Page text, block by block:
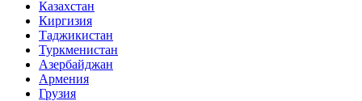
Казахстан
Киргизия
Таджикистан
Туркменистан
Азербайджан
Армения
Грузия